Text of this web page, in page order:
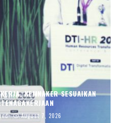
KEMNAKER SESUAIKAN
August 7, 2026